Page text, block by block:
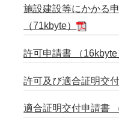
施設建設等にかかる
（71kbyte）
許可申請書 （16kbyte
許可及び適合証明交
適合証明交付申請書